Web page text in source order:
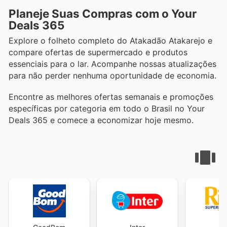
Planeje Suas Compras com o Your
Deals 365
Explore o folheto completo do Atakadão Atakarejo e
compare ofertas de supermercado e produtos
essenciais para o lar. Acompanhe nossas atualizações
para não perder nenhuma oportunidade de economia.
Encontre as melhores ofertas semanais e promoções
específicas por categoria em todo o Brasil no Your
Deals 365 e comece a economizar hoje mesmo.